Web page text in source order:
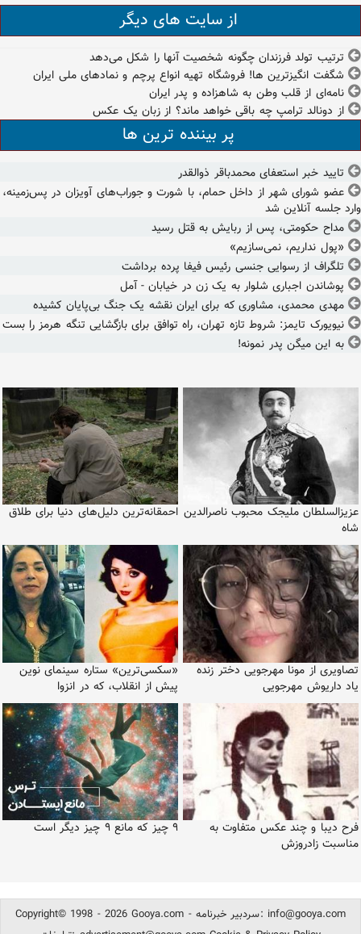
از سایت های دیگر
ترتیب تولد فرزندان چگونه شخصیت آنها را شکل می‌دهد
شگفت انگیزترین ها! فروشگاه تهیه انواع پرچم و نمادهای ملی ایران
نامه‌ای از قلب وطن به شاهزاده‌ و پدر ایران
از دونالد ترامپ چه باقی خواهد ماند؟ از زبان یک عکس
پر بیننده ترین ها
تایید خبر استعفای محمدباقر ذوالقدر
عضو شورای شهر از داخل حمام، با شورت و جوراب‌های آویزان در پس‌زمینه،
وارد جلسه آنلاین شد
مداح حکومتی، پس از ربایش به قتل رسید
«پول نداریم، نمی‌سازیم»
تلگراف از رسوایی جنسی رئیس فیفا پرده برداشت
پوشاندن اجباری شلوار به یک زن در خیابان - آمل
مهدی محمدی، مشاوری که برای ایران نقشه یک جنگ بی‌پایان کشیده
نیویورک تایمز: شروط تازه تهران، راه توافق برای بازگشایی تنگه هرمز را بست
به این میگن پدر نمونه!
احمقانه‌ترین دلیل‌های دنیا برای طلاق عزیزالسلطان ملیجک محبوب ناصرالدین
شاه
«سکسی‌ترین» ستاره سینمای نوین
پیش از انقلاب، که در انزوا
تصاویری از مونا مهرجویی دختر زنده
یاد داریوش مهرجویی
۹ چیز که مانع ۹ چیز دیگر است
فرح دیبا و چند عکس متفاوت به
مناسبت زادروزش
Copyright© 1998 - 2026 Gooya.com - سردبیر خبرنامه: info@gooya.com